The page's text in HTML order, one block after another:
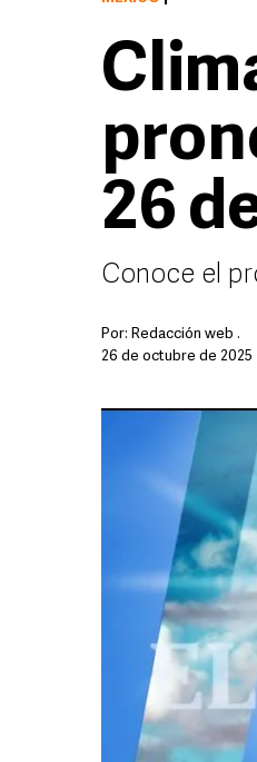
26
Conoce el
Por: Redacción web .
26 de octubre de 2025